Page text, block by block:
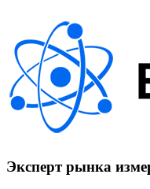
Эксперт рынка